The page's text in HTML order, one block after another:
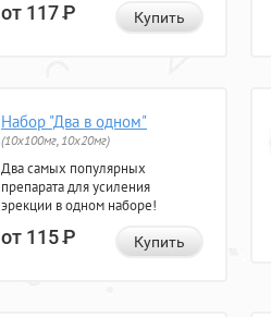
от 117Р Купить
Набор "Два в одном"
(10x100мг, 10x20мг)
Два самых популярных
препарата для усиления
эрекции в одном наборе!
от 115Р Купить